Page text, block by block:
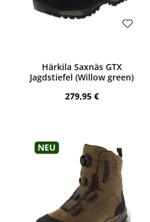
Härkila Saxnäs GTX
Jagdstiefel (Willow green)
Regulärer Preis:
279,95 €
Neu